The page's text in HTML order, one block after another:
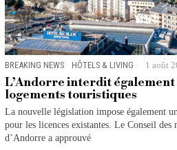
BREAKING NEWS · HÔTELS & LIVING 1 août
L’Andorre interdit également
logements touristiques
La nouvelle législation impose également
pour les licences existantes. Le Conseil des
d’Andorre a approuvé